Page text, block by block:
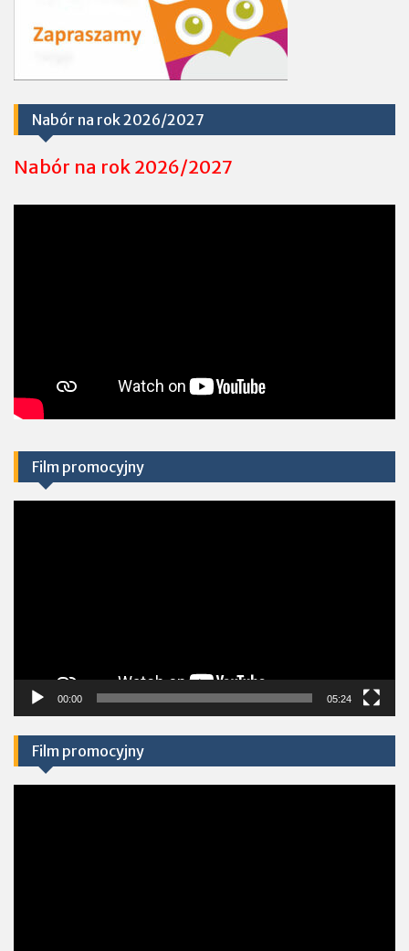
Nabór na rok 2026/2027
Nabór na rok 2026/2027
Film promocyjny
00:00 05:24
Film promocyjny